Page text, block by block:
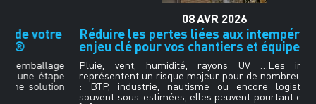
2026
Réduire les pertes liées aux intempéries : un
enjeu clé pour vos chantiers et équipements
Pluie, vent, humidité, rayons UV …Les intempéries
représentent un risque majeur pour de nombreux secteurs
: BTP, industrie, nautisme ou encore logistique. Trop
souvent sous-estimées, elles peuvent pourtant entraîner :•